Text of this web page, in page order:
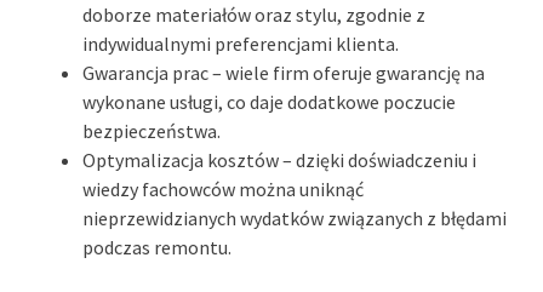
doborze materiałów oraz stylu, zgodnie z
indywidualnymi preferencjami klienta.
Gwarancja prac – wiele firm oferuje gwarancję na
wykonane usługi, co daje dodatkowe poczucie
bezpieczeństwa.
Optymalizacja kosztów – dzięki doświadczeniu i
wiedzy fachowców można uniknąć
nieprzewidzianych wydatków związanych z błędami
podczas remontu.